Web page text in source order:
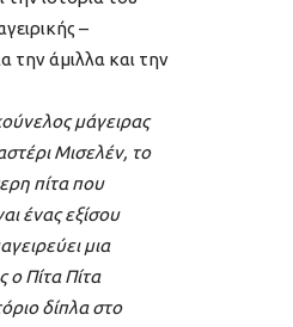
–
την άμιλλα και την
μάγειρας
Μισελέν, το
πίτα που
ένας εξίσου
μια
Πίτα Πίτα
δίπλα στο